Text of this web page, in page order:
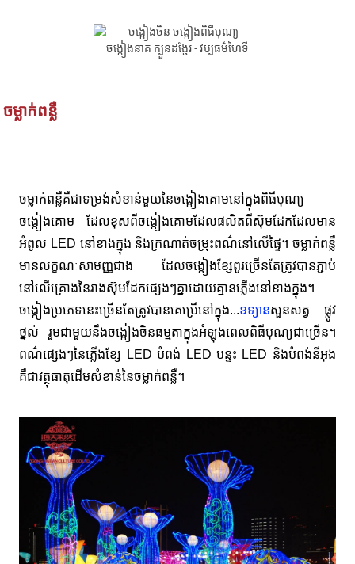
ចម្លាក់ពន្លឺ
ចម្លាក់ពន្លឺគឺជាទម្រង់សំខាន់មួយនៃចង្កៀងគោមនៅក្នុងពិធីបុណ្យ
ចង្កៀងគោម ដែលខុសពីចង្កៀងគោមដែលផលិតពីស៊ុមដែកដែលមាន
អំពូល LED នៅខាងក្នុង និងក្រណាត់ចម្រុះពណ៌នៅលើផ្ទៃ។ ចម្លាក់ពន្លឺ
មានលក្ខណៈសាមញ្ញជាង ដែលចង្កៀងខ្សែពួរច្រើនតែត្រូវបានភ្ជាប់
នៅលើគ្រោងនៃរាងស៊ុមដែកផ្សេងៗគ្នាដោយគ្មានភ្លើងនៅខាងក្នុង។
ចង្កៀងប្រភេទនេះច្រើនតែត្រូវបានគេប្រើនៅក្នុង...ឧទ្យានសួនសត្វ ផ្លូវ
ថ្នល់ រួមជាមួយនឹងចង្កៀងចិនធម្មតាក្នុងអំឡុងពេលពិធីបុណ្យជាច្រើន។
ពណ៌ផ្សេងៗនៃភ្លើងខ្សែ LED បំពង់ LED បន្ទះ LED និងបំពង់នីអុង
គឺជាវត្ថុធាតុដើមសំខាន់នៃចម្លាក់ពន្លឺ។